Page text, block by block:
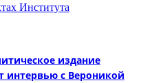
издание
интервью с Вероникой